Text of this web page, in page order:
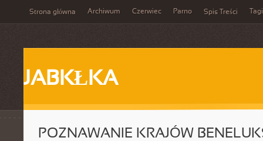
Strona główna Archiwum Czerwiec Parno Spis Treści Tagi
JABKŁKA
POZNAWANIE KRAJÓW